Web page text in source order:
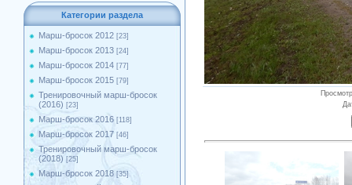
Категории раздела
Марш-бросок 2012 [23]
Марш-бросок 2013 [24]
Марш-бросок 2014 [77]
Марш-бросок 2015 [79]
Тренировочный марш-бросок
(2016) [23]
Марш-бросок 2016 [118]
Марш-бросок 2017 [46]
Тренировочный марш-бросок
(2018) [25]
Марш-бросок 2018 [35]